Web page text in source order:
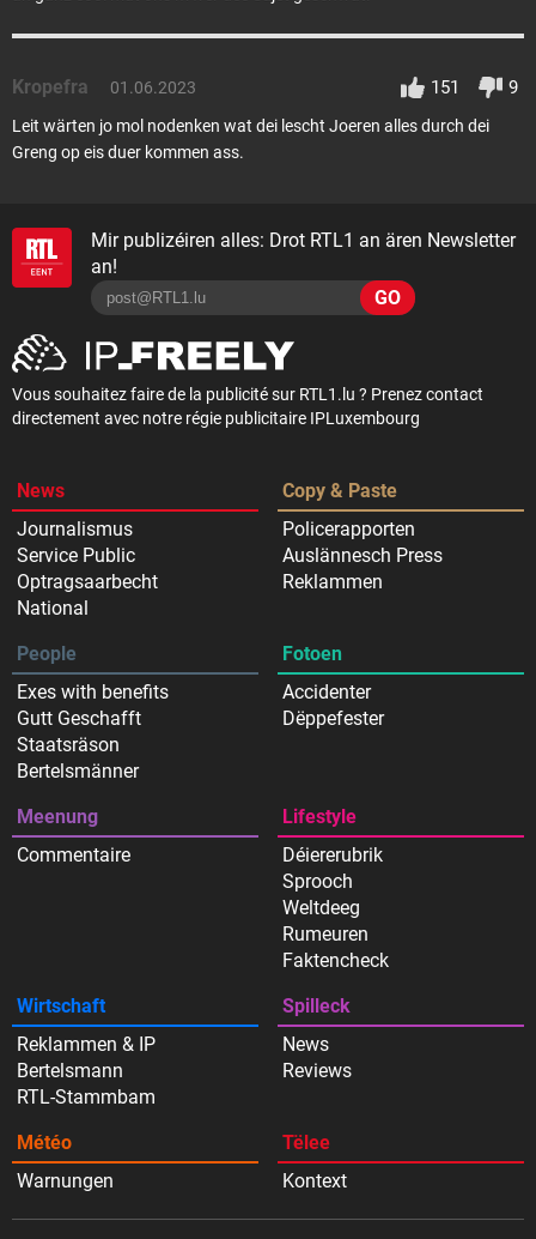
Kropefra 01.06.2023 151 9
Leit wärten jo mol nodenken wat dei lescht Joeren alles durch dei
Greng op eis duer kommen ass.
Mir publizéiren alles: Drot RTL1 an ären Newsletter
an!
GO
Vous souhaitez faire de la publicité sur RTL1.lu ? Prenez contact
directement avec notre régie publicitaire IPLuxembourg
News
Journalismus
Service Public
Optragsaarbecht
National
Copy & Paste
Policerapporten
Auslännesch Press
Reklammen
People
Exes with benefits
Gutt Geschafft
Staatsräson
Bertelsmänner
Fotoen
Accidenter
Dëppefester
Meenung
Commentaire
Lifestyle
Déiererubrik
Sprooch
Weltdeeg
Rumeuren
Faktencheck
Wirtschaft
Reklammen & IP
Bertelsmann
RTL-Stammbam
Spilleck
News
Reviews
Météo
Warnungen
Tëlee
Kontext